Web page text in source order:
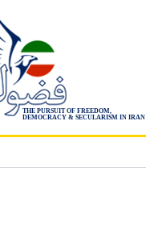
THE PURSUIT OF FREEDOM,
DEMOCRACY & SECULARISM IN IRAN